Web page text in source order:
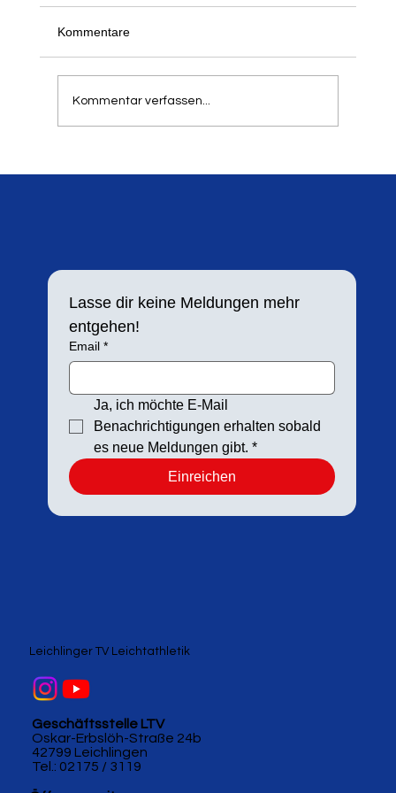
Silbermedaille für Lara Maybach
Kommentare
Kommentar verfassen...
Lasse dir keine Meldungen mehr
entgehen!
Email *
Ja, ich möchte E-Mail
Benachrichtigungen erhalten sobald
es neue Meldungen gibt. *
Einreichen
Geschäftsstelle LTV
Oskar-Erbslöh-Straße 24b
42799 Leichlingen
Tel.: 02175 / 3119
Leichlinger TV Leichtathletik